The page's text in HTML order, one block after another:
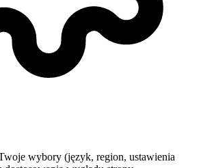
wybory (język, region, ustawienia